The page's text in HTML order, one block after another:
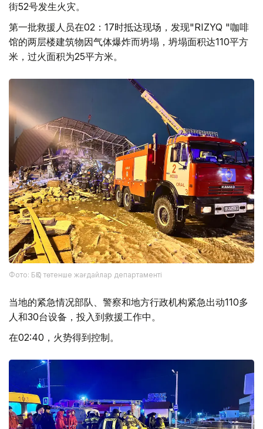
街52号发生火灾。
第一批救援人员在02：17时抵达现场，发现"RIZYQ "咖啡
馆的两层楼建筑物因气体爆炸而坍塌，坍塌面积达110平方
米，过火面积为25平方米。
Фото: БҚО төтенше жағдайлар департаменті
当地的紧急情况部队、警察和地方行政机构紧急出动110多
人和30台设备，投入到救援工作中。
在02:40，火势得到控制。